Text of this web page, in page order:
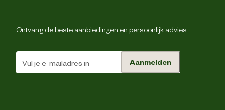
Ontvang de beste aanbiedingen en persoonlijk advies.
Aanmelden